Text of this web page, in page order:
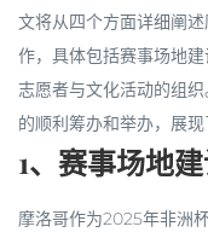
文将从四个方面详细阐
作，具体包括赛事场地
志愿者与文化活动的组
的顺利筹办和举办，展
1、赛事场地
摩洛哥作为2025年非洲